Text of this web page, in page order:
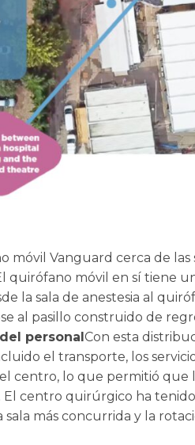
móvil Vanguard cerca de las
quirófano móvil en sí tiene
la sala de anestesia al
al pasillo construido de
personal Con esta
el transporte, los
centro, lo que permitió que
centro quirúrgico ha
más concurrida y la